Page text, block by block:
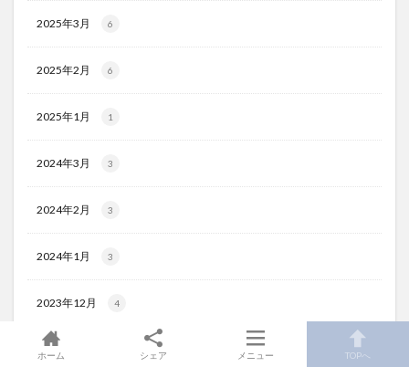
2025年3月 6
2025年2月 6
2025年1月 1
2024年3月 3
2024年2月 3
2024年1月 3
2023年12月 4
2023年11月
ホーム シェア メニュー TOPへ